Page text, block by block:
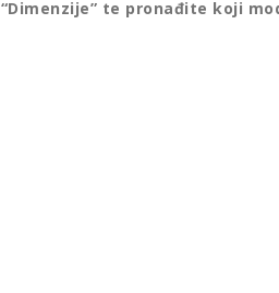
te pronađite koji